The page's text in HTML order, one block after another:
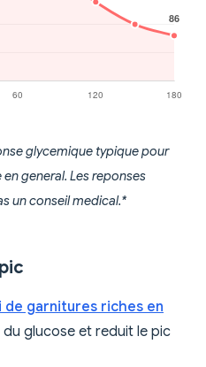
glycemique typique pour
general. Les reponses
un conseil medical.*
de garnitures riches en
glucose et reduit le pic